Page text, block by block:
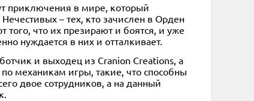
приключения в мире, который
– тех, кто зачислен в Орден
что их презирают и боятся, и уже
нуждается в них и отталкивает.
и выходец из Cranion Creations, а
механикам игры, такие, что способны
двое сотрудников, а на данный